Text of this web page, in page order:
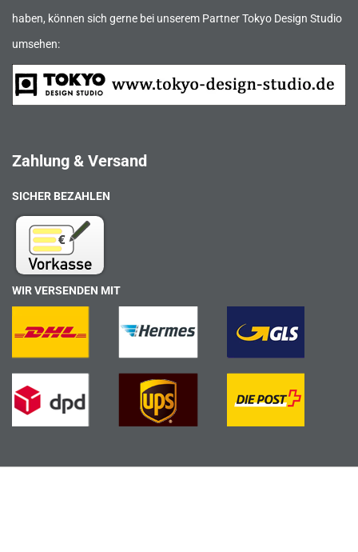
haben, können sich gerne bei unserem Partner Tokyo Design Studio
umsehen:
Zahlung & Versand
SICHER BEZAHLEN
WIR VERSENDEN MIT